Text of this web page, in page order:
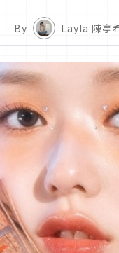
｜ By Layla 陳亭